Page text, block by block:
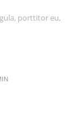
porttitor eu,